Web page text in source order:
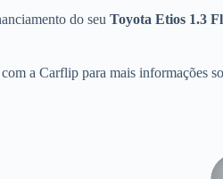
do seu Toyota Etios 1.3
a Carflip para mais informações